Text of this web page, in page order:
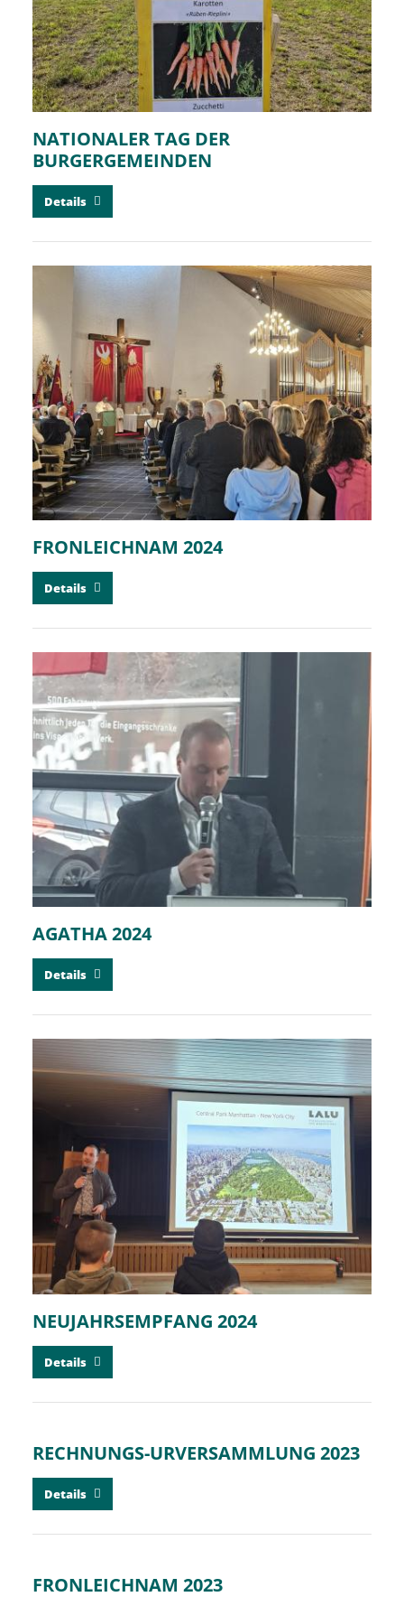
NATIONALER TAG DER
BURGERGEMEINDEN
Details
FRONLEICHNAM 2024
Details
AGATHA 2024
Details
NEUJAHRSEMPFANG 2024
Details
RECHNUNGS-URVERSAMMLUNG 2023
Details
FRONLEICHNAM 2023